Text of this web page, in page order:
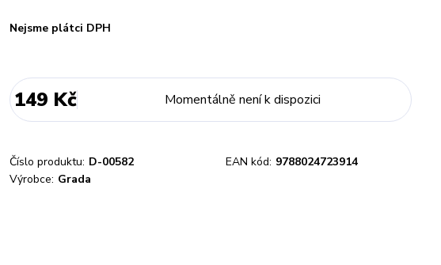
Nejsme plátci DPH
149 Kč Momentálně není k dispozici
Číslo produktu: D-00582 EAN kód: 9788024723914
Výrobce: Grada